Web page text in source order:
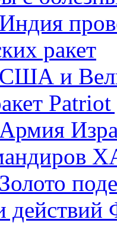
Индия
ракет
США и
Армия
Золото